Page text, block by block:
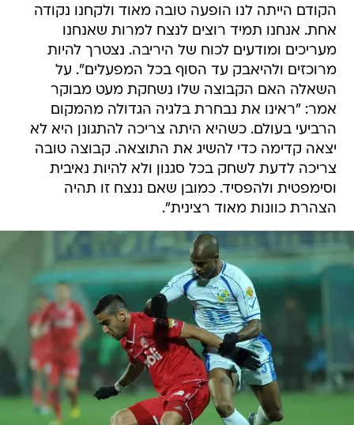
הקודם הייתה לנו הופעה טובה מאוד ולקחנו נקודה
אחת. אנחנו תמיד רוצים לנצח למרות שאנחנו
מעריכים ומודעים לכוח של היריבה. נצטרך להיות
מרוכזים ולהיאבק עד הסוף בכל המפעלים". על
השאלה האם הקבוצה שלו נשחקת מעט מבוקר
אמר: "ראינו את נבחרת בלגיה הגדולה מהמקום
הרביעי בעולם. כשהיא היתה צריכה להתגונן היא לא
יצאה קדימה כדי להשיג את התוצאה. קבוצה טובה
צריכה לדעת לשחק בכל סגנון ולא להיות נאיבית
וסימפטית ולהפסיד. כמובן שאם ננצח זו תהיה
הצהרת כוונות מאוד רצינית".